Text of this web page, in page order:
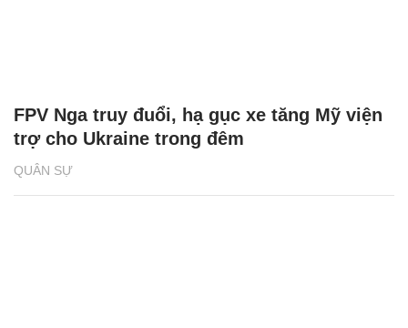
QUÂN SỰ
FPV Nga truy đuổi, hạ gục xe tăng Mỹ viện
trợ cho Ukraine trong đêm